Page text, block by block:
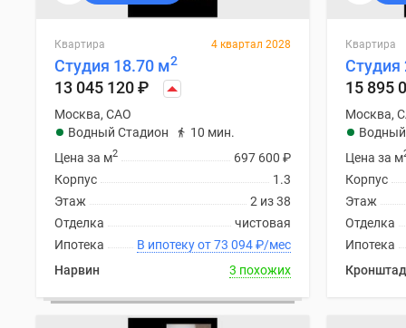
Подмосковья
комнатные
комнатные
комнатные
Квартиры
калькулятор
Семейная
Квартира 4 квартал 2028
Студия 18.70 м2
13 045 120₽
Москва, САО
Водный Стадион
10 мин.
697 600 ₽
Цена за м2
1.3
Корпус
2 из 38
Этаж
чистовая
Отделка
В ипотеку от 73 094₽/мес
Ипотека
Нарвин
3 похожих
Квартира
Студия
15 895
Москва,
Цена за м
Корпус
Этаж
Отделка
Ипотека